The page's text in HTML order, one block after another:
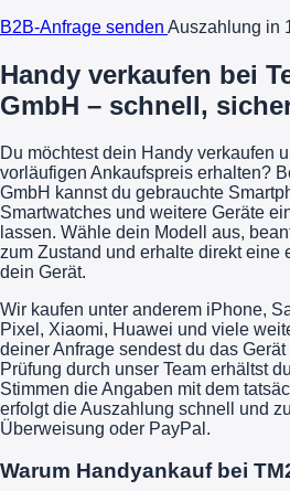
B2B-Anfrage senden Auszahlung in
Handy verkaufen bei
GmbH – schnell,
Du möchtest dein Handy verkaufen
vorläufigen Ankaufspreis erhalten?
GmbH kannst du gebrauchte
Smartwatches und weitere Geräte
lassen. Wähle dein Modell aus,
zum Zustand und erhalte direkt eine
dein Gerät.
Wir kaufen unter anderem iPhone,
Pixel, Xiaomi, Huawei und viele
deiner Anfrage sendest du das
Prüfung durch unser Team erhältst
Stimmen die Angaben mit dem
erfolgt die Auszahlung schnell und
Überweisung oder PayPal.
Warum Handyankauf bei